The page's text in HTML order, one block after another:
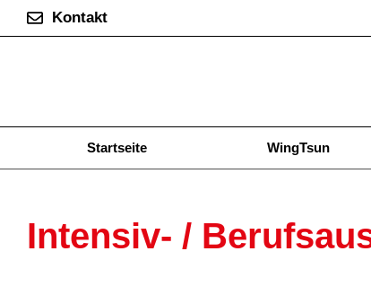
Kontakt
Startseite WingTsun
Intensiv- /